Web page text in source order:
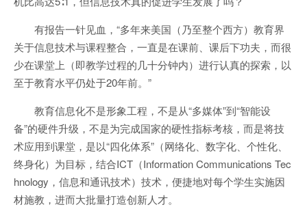
有报告一针见血，“多年来美国（乃至整个西方）教育界
关于信息技术与课程整合，一直是在课前、课后下功夫，而很
少在课堂上（即教学过程的几十分钟内）进行认真的探索，以
至于教育水平仍处于20年前。”
教育信息化不是形象工程，不是从“多媒体”到“智能设
备”的硬件升级，不是为完成国家的硬性指标考核，而是将技
术应用到课堂，是以“四化体系”（网络化、数字化、个性化、
终身化）为目标，结合ICT（Information Communications Tec
hnology，信息和通讯技术）技术，便捷地对每个学生实施因
材施教，进而大批量打造创新人才。